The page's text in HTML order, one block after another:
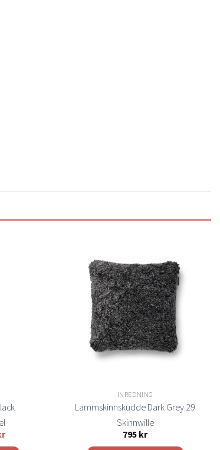
önskelistan
INREDNING
Lammskinnskudde Dark Grey 29
Skinnwille
795 kr